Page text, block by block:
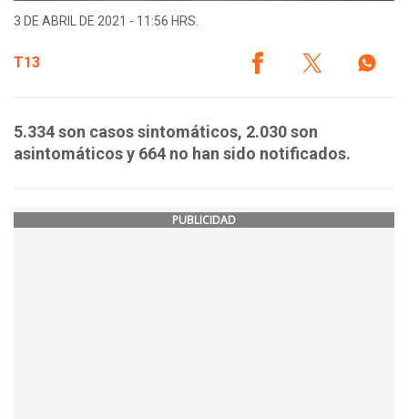
3 DE ABRIL DE 2021 - 11:56 HRS.
T13
5.334 son casos sintomáticos, 2.030 son
asintomáticos y 664 no han sido notificados.
PUBLICIDAD